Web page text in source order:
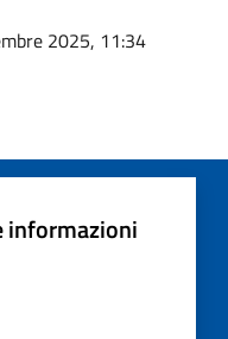
2025, 11:34
informazioni